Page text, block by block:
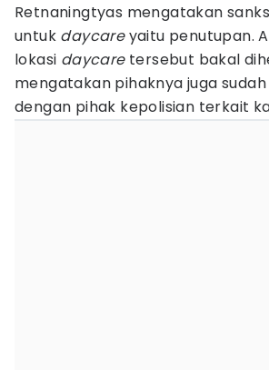
Retnaningtyas mengatakan
untuk daycareyaitu penutupan.
lokasi daycare tersebut bakal
mengatakan pihaknya juga
dengan pihak kepolisian terkait